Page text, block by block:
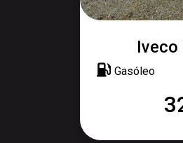
Iveco
Gasóleo